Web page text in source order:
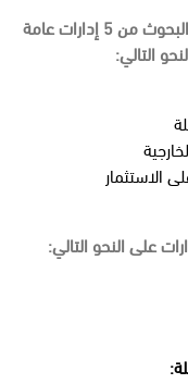
ويتكون قطاع العمليات المصرفية الخارجية والبحوث من 5 إدارات عامة
الاستثمار
على النحو التالي: